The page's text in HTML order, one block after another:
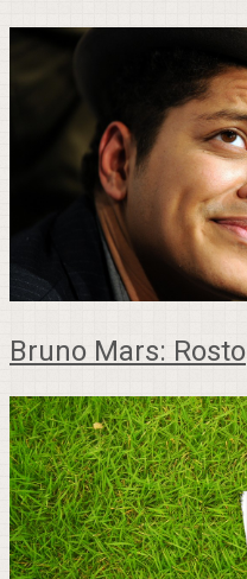
Bruno Mars: Rosto